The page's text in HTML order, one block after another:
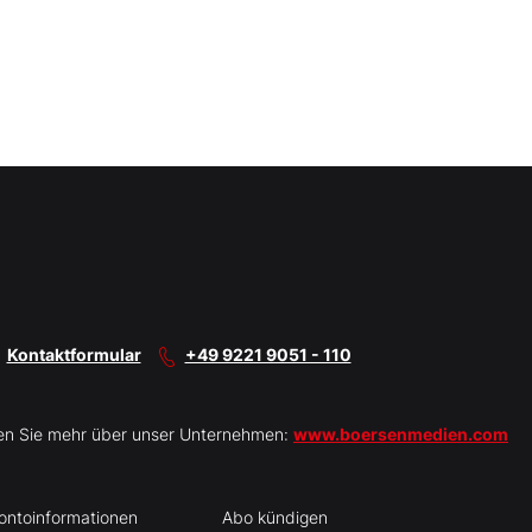
Kontaktformular +49 9221 9051 - 110
Sie mehr über unser Unternehmen: www.boersenmedien.com
Abo kündigen